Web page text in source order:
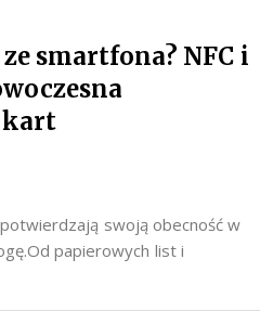
smartfona? NFC i
kart
swoją obecność w
papierowych list i